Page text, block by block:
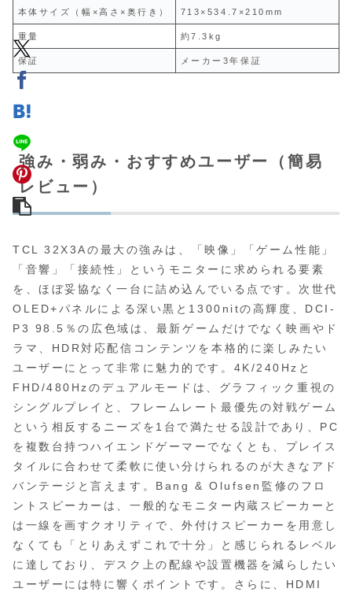
本体サイズ（幅×高さ×奥行き） 713×534.7×210mm
重量 約7.3kg
保証 メーカー3年保証
強み・弱み・おすすめユーザー（簡易
レビュー）
TCL 32X3Aの最大の強みは、「映像」「ゲーム性能」
「音響」「接続性」というモニターに求められる要素
を、ほぼ妥協なく一台に詰め込んでいる点です。次世代
OLED+パネルによる深い黒と1300nitの高輝度、DCI-
P3 98.5％の広色域は、最新ゲームだけでなく映画やド
ラマ、HDR対応配信コンテンツを本格的に楽しみたい
ユーザーにとって非常に魅力的です。4K/240Hzと
FHD/480Hzのデュアルモードは、グラフィック重視の
シングルプレイと、フレームレート最優先の対戦ゲーム
という相反するニーズを1台で満たせる設計であり、PC
を複数台持つハイエンドゲーマーでなくとも、プレイス
タイルに合わせて柔軟に使い分けられるのが大きなアド
バンテージと言えます。Bang & Olufsen監修のフロ
ントスピーカーは、一般的なモニター内蔵スピーカーと
は一線を画すクオリティで、外付けスピーカーを用意し
なくても「とりあえずこれで十分」と感じられるレベル
に達しており、デスク上の配線や設置機器を減らしたい
ユーザーには特に響くポイントです。さらに、HDMI